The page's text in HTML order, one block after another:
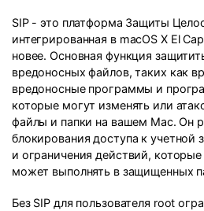
SIP - это платформа Защиты
интегрированная в macOS X El
новее. Основная функция
вредоносных файлов, таких как
вредоносные программы и
которые могут изменять или
файлы и папки на вашем Mac. Он
блокирования доступа к учетной
и ограничения действий,
может выполнять в защищенных
Без SIP для пользователя root